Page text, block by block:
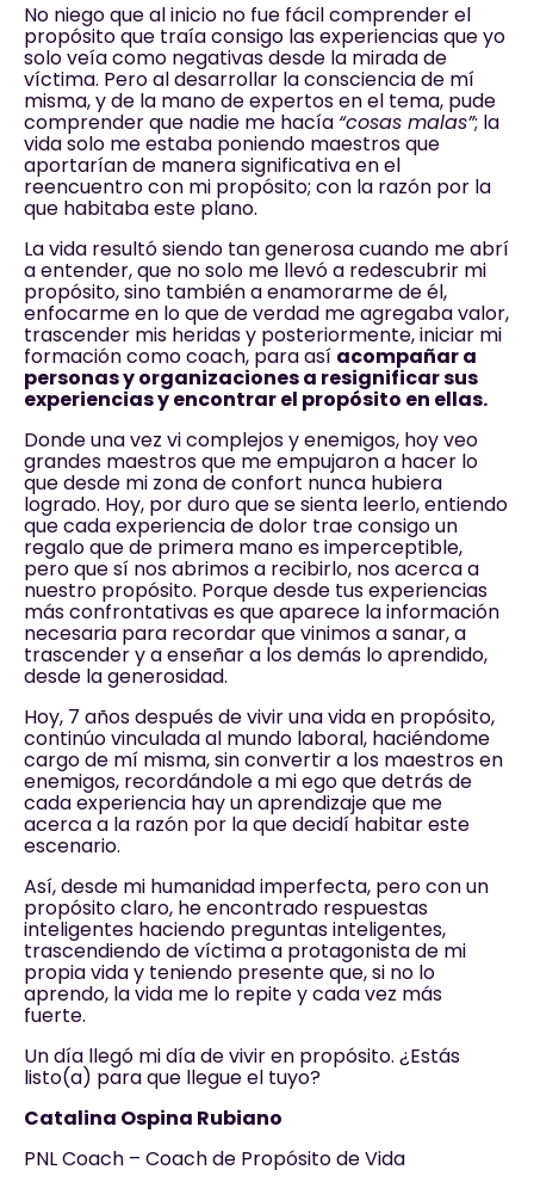
No niego que al inicio no fue fácil comprender el
propósito que traía consigo las experiencias que yo
solo veía como negativas desde la mirada de
víctima. Pero al desarrollar la consciencia de mí
misma, y de la mano de expertos en el tema, pude
comprender que nadie me hacía “cosas malas”; la
vida solo me estaba poniendo maestros que
aportarían de manera significativa en el
reencuentro con mi propósito; con la razón por la
que habitaba este plano.
La vida resultó siendo tan generosa cuando me abrí
a entender, que no solo me llevó a redescubrir mi
propósito, sino también a enamorarme de él,
enfocarme en lo que de verdad me agregaba valor,
trascender mis heridas y posteriormente, iniciar mi
formación como coach, para así acompañar a
personas y organizaciones a resignificar sus
experiencias y encontrar el propósito en ellas.
Donde una vez vi complejos y enemigos, hoy veo
grandes maestros que me empujaron a hacer lo
que desde mi zona de confort nunca hubiera
logrado. Hoy, por duro que se sienta leerlo, entiendo
que cada experiencia de dolor trae consigo un
regalo que de primera mano es imperceptible,
pero que sí nos abrimos a recibirlo, nos acerca a
nuestro propósito. Porque desde tus experiencias
más confrontativas es que aparece la información
necesaria para recordar que vinimos a sanar, a
trascender y a enseñar a los demás lo aprendido,
desde la generosidad.
Hoy, 7 años después de vivir una vida en propósito,
continúo vinculada al mundo laboral, haciéndome
cargo de mí misma, sin convertir a los maestros en
enemigos, recordándole a mi ego que detrás de
cada experiencia hay un aprendizaje que me
acerca a la razón por la que decidí habitar este
escenario.
Así, desde mi humanidad imperfecta, pero con un
propósito claro, he encontrado respuestas
inteligentes haciendo preguntas inteligentes,
trascendiendo de víctima a protagonista de mi
propia vida y teniendo presente que, si no lo
aprendo, la vida me lo repite y cada vez más
fuerte.
Un día llegó mi día de vivir en propósito. ¿Estás
listo(a) para que llegue el tuyo?
Catalina Ospina Rubiano
PNL Coach – Coach de Propósito de Vida